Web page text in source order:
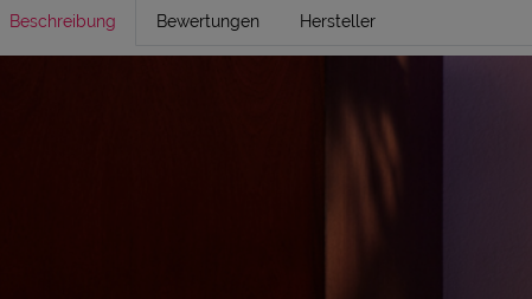
Beschreibung Bewertungen Hersteller